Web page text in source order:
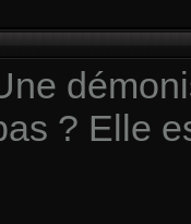
? Elle